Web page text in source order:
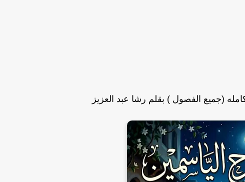
(جميع الفصول ) بقلم رشا عبد العزيز